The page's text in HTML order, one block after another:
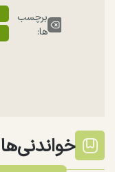
برچسب
ها:
خواندنی‌ها